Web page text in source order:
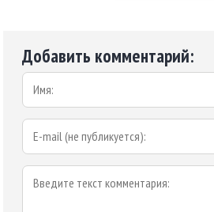
Добавить комментарий: